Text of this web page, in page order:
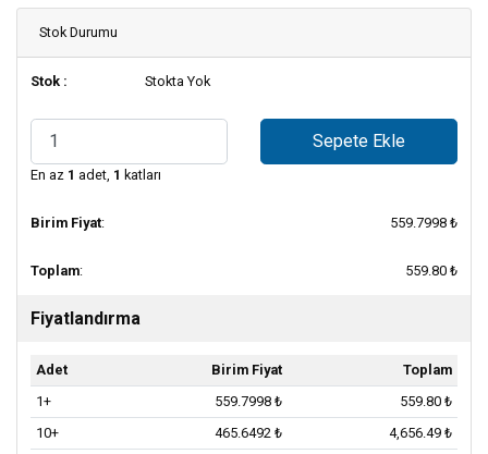
Stok Durumu
Stok : Stokta Yok
Sepete Ekle
En az 1 adet, 1 katları
Birim Fiyat: 559.7998 ₺
Toplam: 559.80 ₺
Fiyatlandırma
Adet Birim Fiyat
Toplam
1+
559.7998 ₺
559.80 ₺
10+
465.6492 ₺
4,656.49 ₺